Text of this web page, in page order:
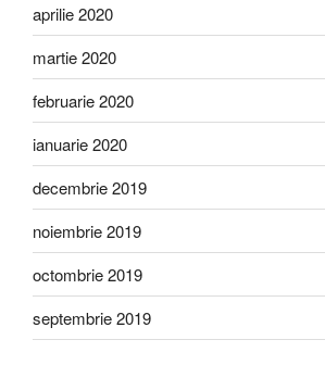
aprilie 2020
martie 2020
februarie 2020
ianuarie 2020
decembrie 2019
noiembrie 2019
octombrie 2019
septembrie 2019